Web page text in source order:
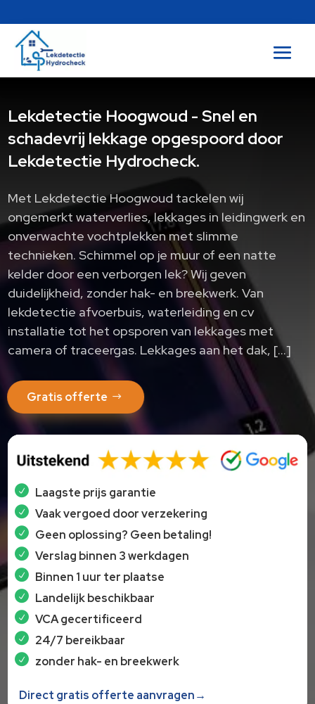
Lekdetectie Hoogwoud - Snel en
schadevrij lekkage opgespoord door
Lekdetectie Hydrocheck.
Met Lekdetectie Hoogwoud tackelen wij
ongemerkt waterverlies, lekkages in leidingwerk en
onverwachte vochtplekken met slimme
technieken.​ Schimmel op je muur of een natte
kelder door een verborgen lek? Wij geven
duidelijkheid, zonder hak- en breekwerk.​ Van
lekdetectie afvoerbuis, waterleiding en cv
installatie tot het opsporen van lekkages met
camera of traceergas.​ Lekkages aan het dak, […]
Gratis offerte
Laagste prijs garantie
Vaak vergoed door verzekering
Geen oplossing? Geen betaling!
Verslag binnen 3 werkdagen
Binnen 1 uur ter plaatse
Landelijk beschikbaar
VCA gecertificeerd
24/7 bereikbaar
zonder hak- en breekwerk
Direct gratis offerte aanvragen→